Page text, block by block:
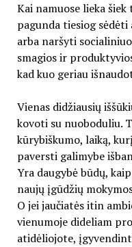
Kai namuose lieka
pagunda tiesiog
arba naršyti
smagios ir
kad kuo geriau
Vienas didžiausių
kovoti su nuoboduliu.
kūrybiškumo, laiką,
paversti galimybe
Yra daugybė būdų,
naujų įgūdžių
O jei jaučiatės itin
vienumoje dideliam
atidėliojote,